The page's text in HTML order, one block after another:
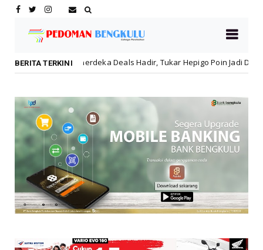
BERITA TERKINI
Deals Hadir, Tukar Hepigo Poin Jadi Diskon Hingga 30 Persen!